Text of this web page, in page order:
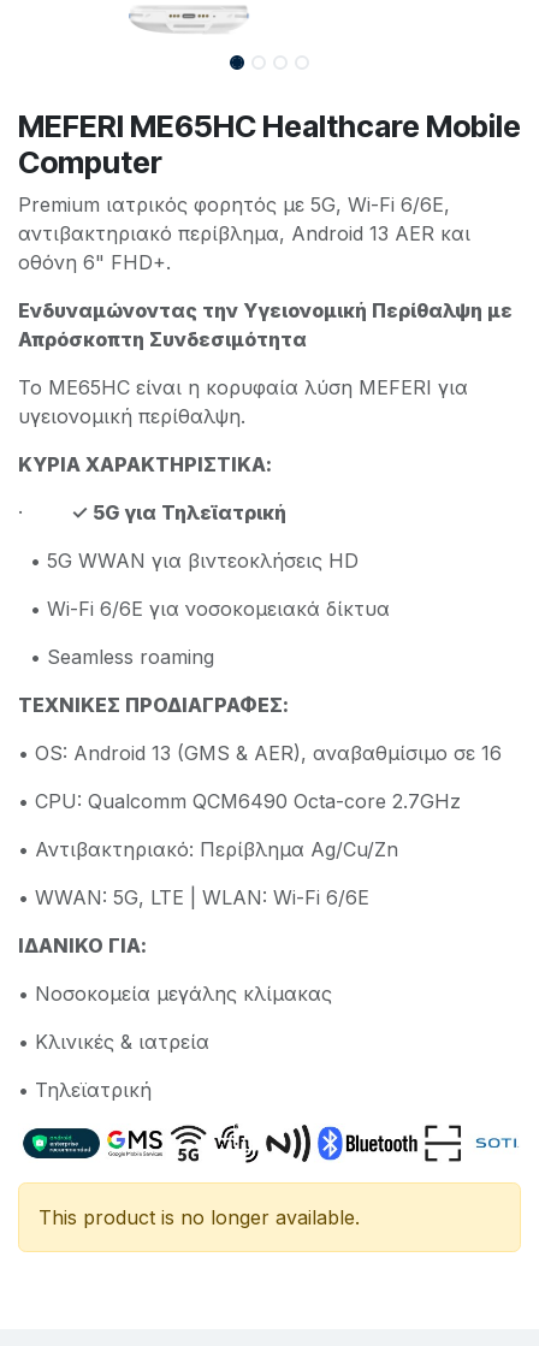
MEFERI ME65HC Healthcare Mobile
Computer
Premium ιατρικός φορητός με 5G, Wi-Fi 6/6E,
αντιβακτηριακό περίβλημα, Android 13 AER και
οθόνη 6" FHD+.
Ενδυναμώνοντας την Υγειονομική Περίθαλψη με
Απρόσκοπτη Συνδεσιμότητα
Το ME65HC είναι η κορυφαία λύση MEFERI για
υγειονομική περίθαλψη.
ΚΥΡΙΑ ΧΑΡΑΚΤΗΡΙΣΤΙΚΑ:
· ✓ 5G για Τηλεϊατρική
• 5G WWAN για βιντεοκλήσεις HD
• Wi-Fi 6/6E για νοσοκομειακά δίκτυα
• Seamless roaming
ΤΕΧΝΙΚΕΣ ΠΡΟΔΙΑΓΡΑΦΕΣ:
• OS: Android 13 (GMS & AER), αναβαθμίσιμο σε 16
• CPU: Qualcomm QCM6490 Octa-core 2.7GHz
• Αντιβακτηριακό: Περίβλημα Ag/Cu/Zn
• WWAN: 5G, LTE | WLAN: Wi-Fi 6/6E
ΙΔΑΝΙΚΟ ΓΙΑ:
• Νοσοκομεία μεγάλης κλίμακας
• Κλινικές & ιατρεία
• Τηλεϊατρική
This product is no longer available.